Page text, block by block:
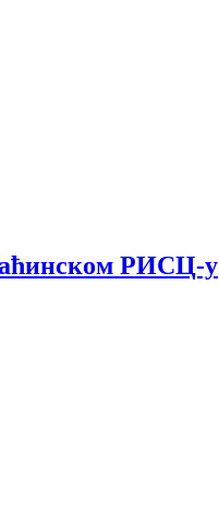
РИСЦ-у